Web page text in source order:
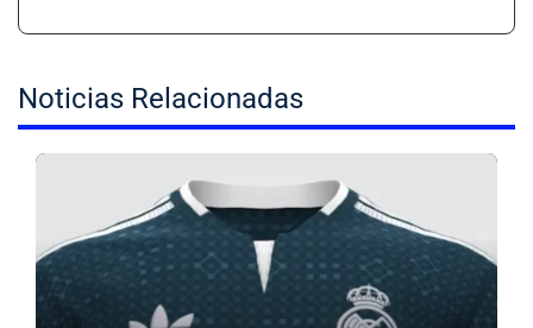
Noticias Relacionadas